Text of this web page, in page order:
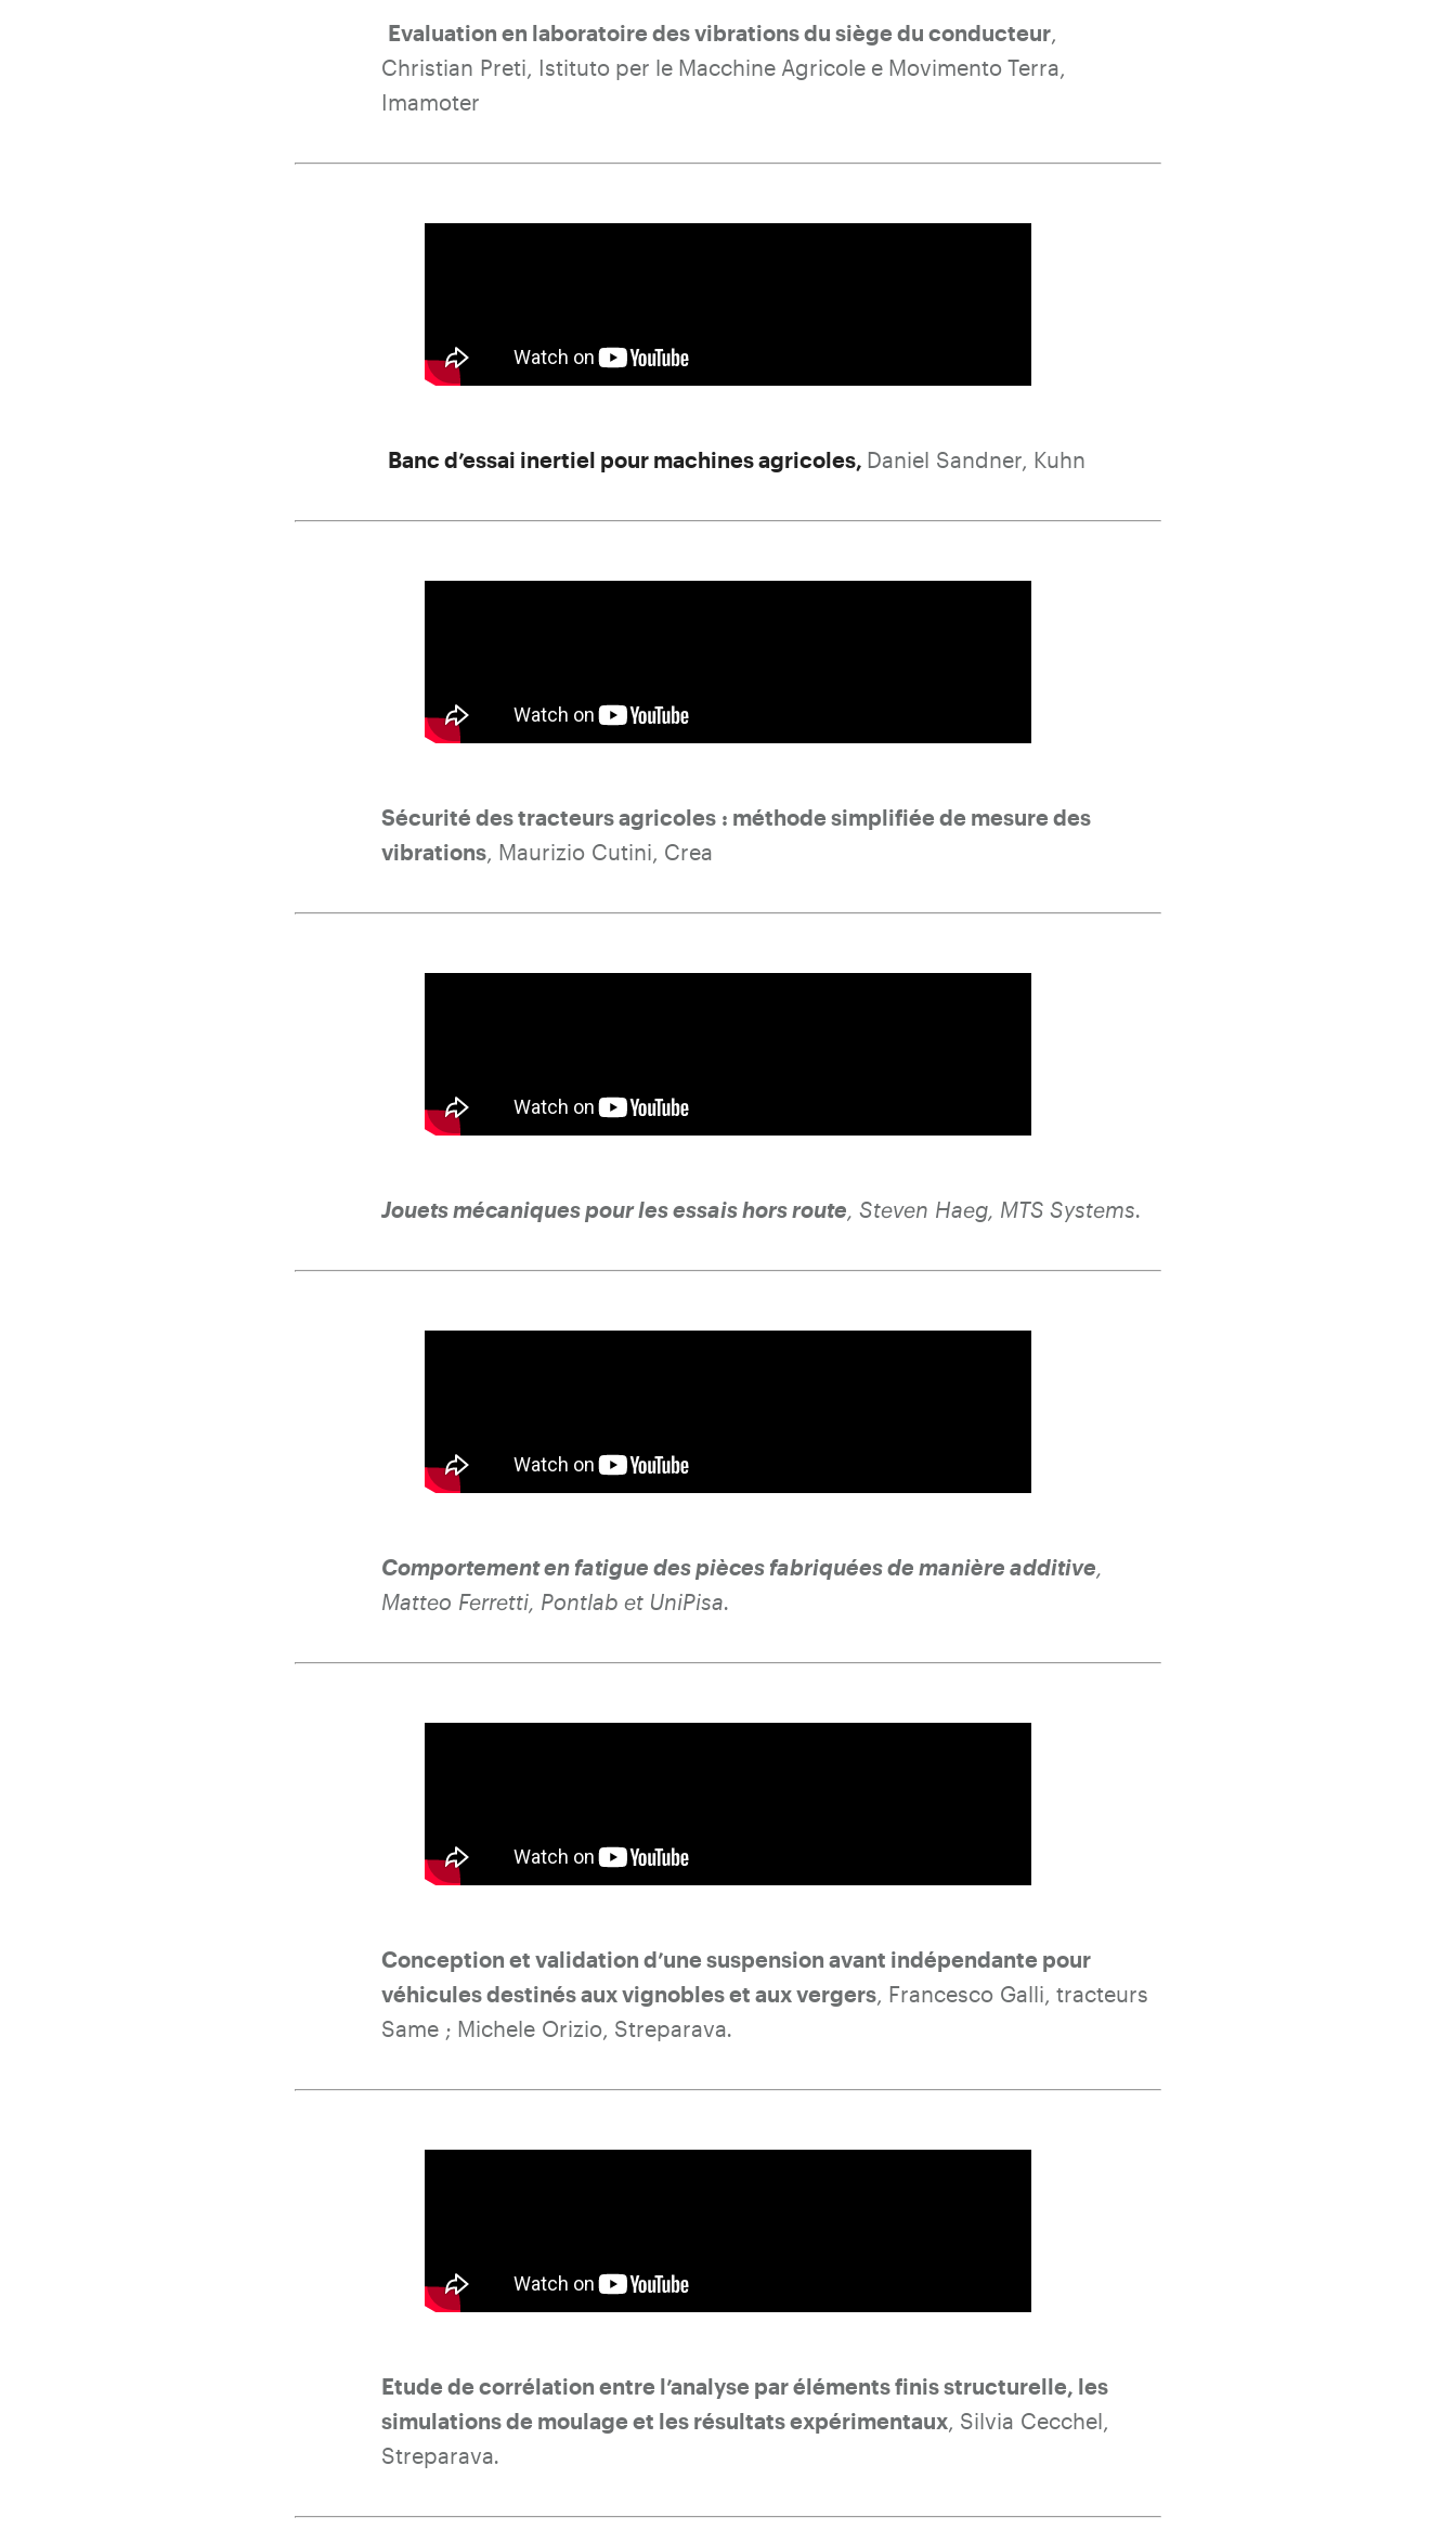
Evaluation en laboratoire des vibrations du siège du conducteur,
Christian Preti, Istituto per le Macchine Agricole e Movimento Terra,
Imamoter
Banc d’essai inertiel pour machines agricoles, Daniel Sandner, Kuhn
Sécurité des tracteurs agricoles : méthode simplifiée de mesure des
vibrations, Maurizio Cutini, Crea
Jouets mécaniques pour les essais hors route, Steven Haeg, MTS Systems.
Comportement en fatigue des pièces fabriquées de manière additive,
Matteo Ferretti, Pontlab et UniPisa.
Conception et validation d’une suspension avant indépendante pour
véhicules destinés aux vignobles et aux vergers, Francesco Galli, tracteurs
Same ; Michele Orizio, Streparava.
Etude de corrélation entre l’analyse par éléments finis structurelle, les
simulations de moulage et les résultats expérimentaux, Silvia Cecchel,
Streparava.